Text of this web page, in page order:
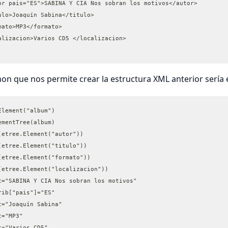
pais="ES">SABINA Y CIA Nos sobran los motivos</autor>
formato>
CD5 </localizacion>
que nos permite crear la estructura XML anterior sería
Y CIA Nos sobran los motivos"
Sabina"